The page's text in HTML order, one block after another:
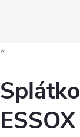
×
ESSOX